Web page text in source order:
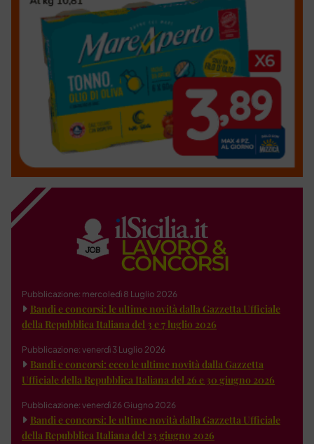
Pubblicazione: mercoledì 8 Luglio 2026
Bandi e concorsi: le ultime novità dalla Gazzetta Ufficiale
della Repubblica Italiana del 3 e 7 luglio 2026
Pubblicazione: venerdì 3 Luglio 2026
Bandi e concorsi: ecco le ultime novità dalla Gazzetta
Ufficiale della Repubblica Italiana del 26 e 30 giugno 2026
Pubblicazione: venerdì 26 Giugno 2026
Bandi e concorsi: le ultime novità dalla Gazzetta Ufficiale
della Repubblica Italiana del 23 giugno 2026